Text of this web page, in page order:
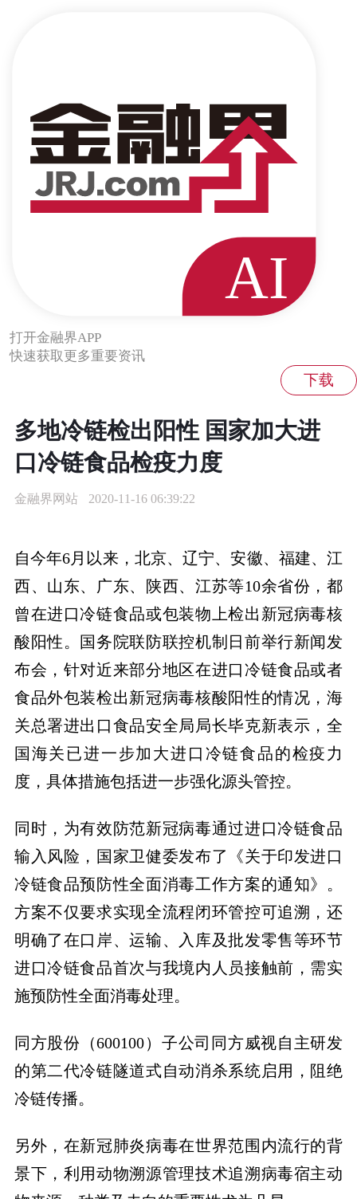
打开金融界APP
快速获取更多重要资讯
多地冷链检出阳性 国家加大进
口冷链食品检疫力度
金融界网站 2020-11-16 06:39:22
自今年6月以来，北京、辽宁、安徽、福建、江
西、山东、广东、陕西、江苏等10余省份，都
曾在进口冷链食品或包装物上检出新冠病毒核
酸阳性。国务院联防联控机制日前举行新闻发
布会，针对近来部分地区在进口冷链食品或者
食品外包装检出新冠病毒核酸阳性的情况，海
关总署进出口食品安全局局长毕克新表示，全
国海关已进一步加大进口冷链食品的检疫力
度，具体措施包括进一步强化源头管控。
同时，为有效防范新冠病毒通过进口冷链食品
输入风险，国家卫健委发布了《关于印发进口
冷链食品预防性全面消毒工作方案的通知》。
方案不仅要求实现全流程闭环管控可追溯，还
明确了在口岸、运输、入库及批发零售等环节
进口冷链食品首次与我境内人员接触前，需实
施预防性全面消毒处理。
同方股份（600100）子公司同方威视自主研发
的第二代冷链隧道式自动消杀系统启用，阻绝
冷链传播。
另外，在新冠肺炎病毒在世界范围内流行的背
景下，利用动物溯源管理技术追溯病毒宿主动